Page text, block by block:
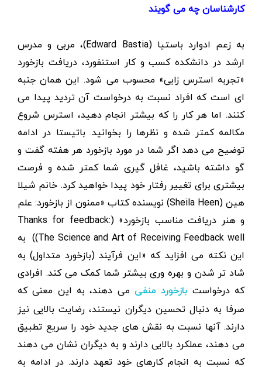
کارشناسان چه می گویند
به زعم ادوارد باستیا (Edward Bastia)، مربی و مدرس
ارشد در دانشکده کسب و کار استنفورد، دریافت بازخورد
«تجربه استرس زایی» محسوب می شود. این همان جنبه
ای است که افراد نسبت به درخواست آن تردید پیدا می
کنند. اما هر کار را که بیشتر انجام دهید، استرس شروع
مکالمه کمتر شده و نظرها را بخوانید. باتیستا در ادامه
توضیح می دهد اگر شما در مورد بازخورد هر هفته گفت و
گو داشته باشید، غافل گیری شما کمتر شده و فرصت
بیشتری برای تغییر رفتار خود پیدا خواهید کرد. خانم شیلا
هین (Sheila Heen) نویسنده کتاب «ممنون از بازخورد: علم
و هنر دریافت مناسب بازخورد» (Thanks for feedback:
The Science and Art of Receiving Feedback well)) به
این نکته می افزاید که «این فرآیند (بازخورد متداول) به
شاد تر شدن و بهره وری بیشتر شما کمک می کند. افرادی
که درخواست بازخورد منفی می دهند، به این معنی که
صرفا به دنبال تحسین دیگران نیستند، رضایت بالایی نیز
دارند. آنها نسبت به نقش های جدید خود را سریع تطبیق
می دهند، عملکرد بالایی دارند و به دیگران نشان می دهند
که نسبت به انجام کارهای خود تعهد دارند. در ادامه به